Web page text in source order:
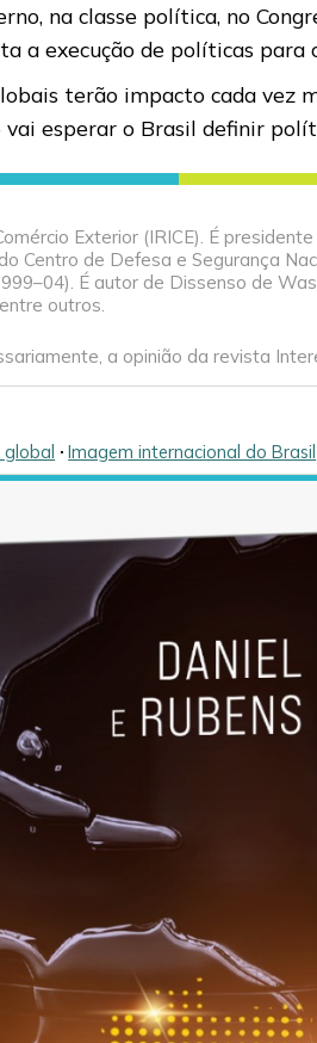
na classe política, no
a execução de políticas
terão impacto cada vez
vai esperar o Brasil definir
Exterior (IRICE). É
Centro de Defesa e Segurança
É autor de Dissenso de
outros.
a opinião da revista
global 🞌Imagem internacional do Brasil